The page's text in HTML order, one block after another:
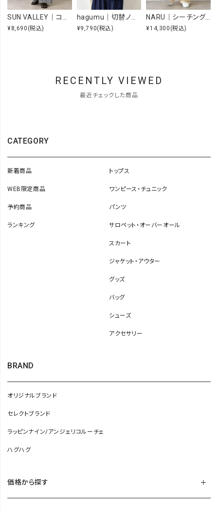
SUN VALLEY｜コットンローンボタニカルプリントパンツ [[SK5060265]][C]
¥8,690 (税込)
hagumu｜切替ノースリーブプルオーバー [[66361091]][C]
¥9,790(税込)
NARU｜シーチングハンドワッシャーノッポパンツ [[643855BE]][C]
¥14,300 (税込)
RECENTLY VIEWED
最近チェックした商品
CATEGORY
新着商品
WEB限定商品
予約商品
ランキング
トップス
ワンピース・チュニック
パンツ
サロペット・オーバーオール
スカート
ジャケット・アウター
グッズ
バッグ
シューズ
アクセサリー
BRAND
オリジナルブランド
セレクトブランド
ラッピンナイン/アンジェリコルーチェ
ハグハグ
価格から探す